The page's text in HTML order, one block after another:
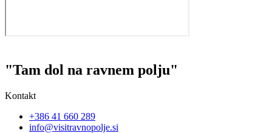
"Tam dol na ravnem polju"
Kontakt
+386 41 660 289
info@visitravnopolje.si